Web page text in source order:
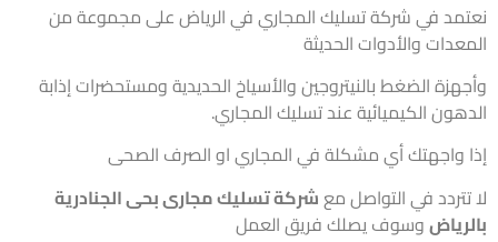
في شركة تسليك المجاري في الرياض على مجموعة من
والأدوات الحديثة
الضغط بالنيتروجين والأسياخ الحديدية ومستحضرات إذابة
الكيميائية عند تسليك المجاري.
واجهتك أي مشكلة في المجاري او الصرف الصحى
في التواصل معشركة تسليك مجارى بحى الجنادرية
وسوف يصلك فريق العمل